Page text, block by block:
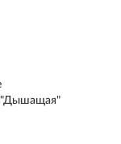
"Дышащая"